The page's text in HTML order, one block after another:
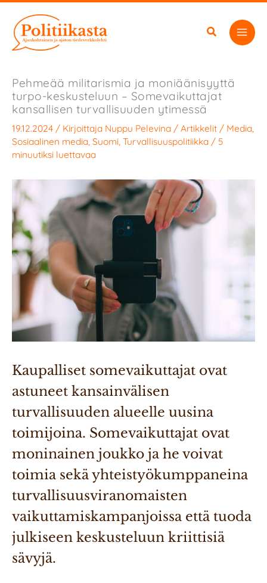
sisältöön
Pehmeää militarismia ja moniäänisyyttä
turpo-keskusteluun – Somevaikuttajat
kansallisen turvallisuuden ytimessä
19.12.2024 / Kirjoittaja Nuppu Pelevina / Artikkelit / Media
Sosiaalinen media Suomi Turvallisuuspolitiikka / 5
minuutiksi luettavaa
Kaupalliset somevaikuttajat ovat
astuneet kansainvälisen
turvallisuuden alueelle uusina
toimijoina. Somevaikuttajat ovat
moninainen joukko ja he voivat
toimia sekä yhteistyökumppaneina
turvallisuusviranomaisten
vaikuttamiskampanjoissa että tuoda
julkiseen keskusteluun kriittisiä
sävyjä.